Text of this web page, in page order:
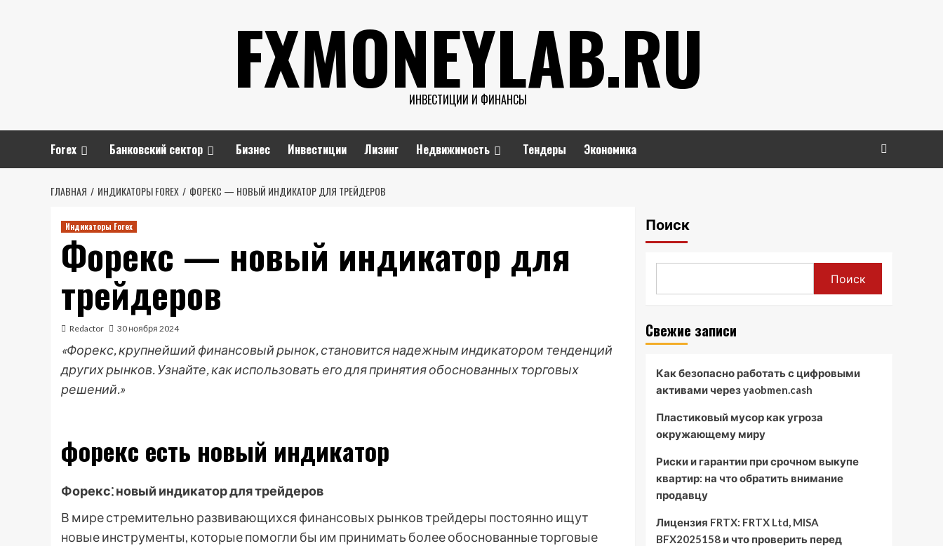
FXMONEYLAB.RU
ИНВЕСТИЦИИ И ФИНАНСЫ
Forex Банковский сектор Бизнес Инвестиции Лизинг Недвижимость Тендеры Экономика
ГЛАВНАЯ ИНДИКАТОРЫ FOREX ФОРЕКС — НОВЫЙ ИНДИКАТОР ДЛЯ ТРЕЙДЕРОВ
Индикаторы Forex
Форекс — новый индикатор для
трейдеров
Redactor 30 ноября 2024
«Форекс, крупнейший финансовый рынок, становится надежным индикатором тенденций
других рынков. Узнайте, как использовать его для принятия обоснованных торговых
решений.»
форекс есть новый индикатор
Форекс⁚ новый индикатор для трейдеров
В мире стремительно развивающихся финансовых рынков трейдеры постоянно ищут
новые инструменты, которые помогли бы им принимать более обоснованные торговые
Поиск
Поиск
Свежие записи
Как безопасно работать с цифровыми
активами через yaobmen.cash
Пластиковый мусор как угроза
окружающему миру
Риски и гарантии при срочном выкупе
квартир: на что обратить внимание
продавцу
Лицензия FRTX: FRTX Ltd, MISA
BFX2025158 и что проверить перед